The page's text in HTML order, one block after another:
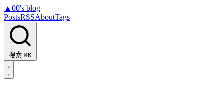
▲ 00's blog
PostsRSSAboutTags
搜索 ⌘K